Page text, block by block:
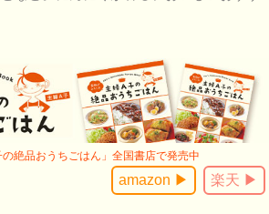
絶品おうちごはん」全国書店で発売中
楽天 ▶
amazon ▶